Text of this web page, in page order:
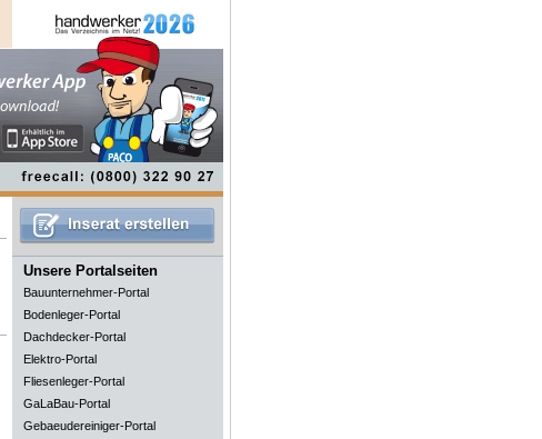
Unsere Portalseiten
Bauunternehmer-Portal
Bodenleger-Portal
Dachdecker-Portal
Elektro-Portal
Fliesenleger-Portal
GaLaBau-Portal
Gebaeudereiniger-Portal